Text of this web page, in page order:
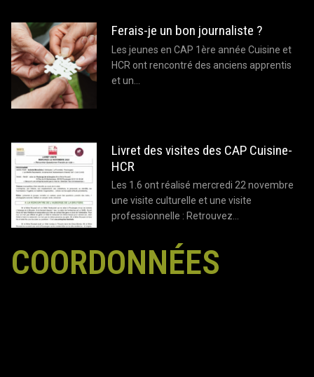
Ferais-je un bon journaliste ?
Les jeunes en CAP 1ère année Cuisine et
HCR ont rencontré des anciens apprentis
et un…
Livret des visites des CAP Cuisine-
HCR
Les 1.6 ont réalisé mercredi 22 novembre
une visite culturelle et une visite
professionnelle : Retrouvez…
COORDONNÉES